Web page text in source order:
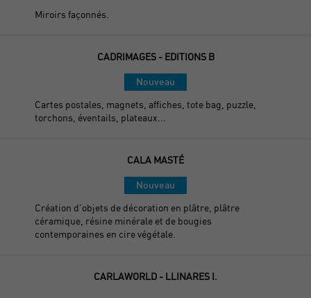
Miroirs façonnés.
CADRIMAGES - EDITIONS B
Nouveau
Cartes postales, magnets, affiches, tote bag, puzzle,
torchons, éventails, plateaux...
CALA MASTÉ
Nouveau
Création d'objets de décoration en plâtre, plâtre
céramique, résine minérale et de bougies
contemporaines en cire végétale.
CARLAWORLD - LLINARES I.